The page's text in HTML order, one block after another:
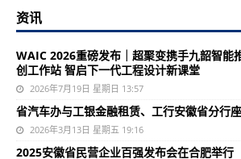
资讯
WAIC 2026重磅发布｜超聚变携手九韶智能
创工作站 智启下一代工程设计新课堂
2026年7月19日 星期日 13:57
省汽车办与工银金融租赁、工行安徽省分行
2026年3月13日 星期五 19:16
2025安徽省民营企业百强发布会在合肥举行